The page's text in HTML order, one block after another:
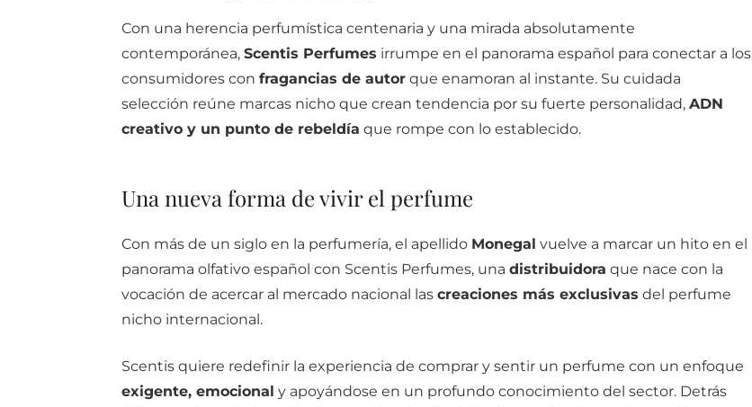
Con una herencia perfumística centenaria y una mirada absolutamente
contemporánea, Scentis Perfumes irrumpe en el panorama español para conectar a los
consumidores con fragancias de autorque enamoran al instante. Su cuidada
selección reúne marcas nicho que crean tendencia por su fuerte personalidad, ADN
creativo y un punto de rebeldía que rompe con lo establecido.
Una nueva forma de vivir el perfume
Con más de un siglo en la perfumería, el apellido Monegal vuelve a marcar un hito en el
panorama olfativo español con Scentis Perfumes, una distribuidora que nace con la
vocación de acercar al mercado nacional las creaciones más exclusivas del perfume
nicho internacional.
Scentis quiere redefinir la experiencia de comprar y sentir un perfume con un enfoque
exigente, emocional y apoyándose en un profundo conocimiento del sector. Detrás